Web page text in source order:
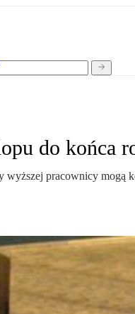
do końca
wyższej pracownicy mogą